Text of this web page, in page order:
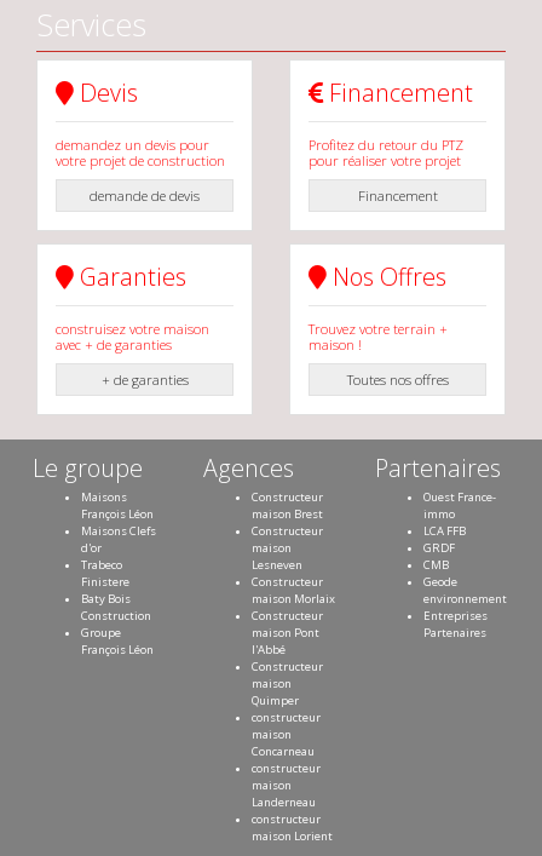
Services
Devis
demandez un devis pour
votre projet de construction
demande de devis
Financement
Profitez du retour du PTZ
pour réaliser votre projet
Financement
Garanties
construisez votre maison
avec + de garanties
+ de garanties
Nos Offres
Trouvez votre terrain +
maison !
Toutes nos offres
Le groupe
Maisons
François Léon
Maisons Clefs
d'or
Trabeco
Finistere
Baty Bois
Construction
Groupe
François Léon
Agences
Constructeur
maison Brest
Constructeur
maison
Lesneven
Constructeur
maison Morlaix
Constructeur
maison Pont
l'Abbé
Constructeur
maison
Quimper
constructeur
maison
Concarneau
constructeur
maison
Landerneau
constructeur
maison Lorient
Partenaires
Ouest France-
immo
LCA FFB
GRDF
CMB
Geode
environnement
Entreprises
Partenaires